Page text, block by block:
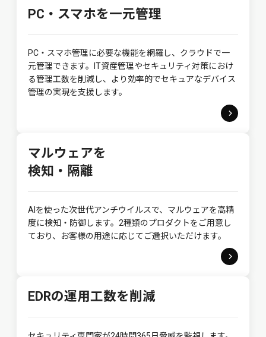
PC・スマホを一元管理
PC・スマホ管理に必要な機能を網羅し、クラウドで一
元管理できます。IT資産管理やセキュリティ対策におけ
る管理工数を削減し、より効率的でセキュアなデバイス
管理の実現を支援します。
マルウェアを
検知・隔離
AIを使った次世代アンチウイルスで、マルウェアを高精
度に検知・防御します。2種類のプロダクトをご用意し
ており、お客様の用途に応じてご選択いただけます。
EDRの運用工数を削減